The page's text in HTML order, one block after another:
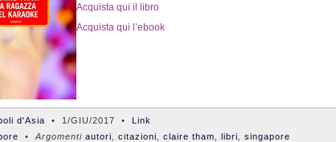
Acquista qui il libro
Acquista qui l’ebook
d'Asia • 1/GIU/2017 • Link
• Argomenti autori citazioni claire tham libri singapore